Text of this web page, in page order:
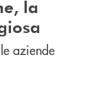
la
aziende